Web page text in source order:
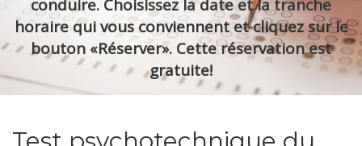
conduire. Choisissez la date et la tranche
horaire qui vous conviennent et cliquez sur le
bouton «Réserver». Cette réservation est
gratuite!